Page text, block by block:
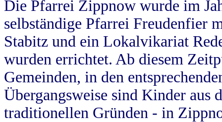
Die Pfarrei Zippnow wurde im
selbständige Pfarrei Freudenfier
Stabitz und ein Lokalvikariat
wurden errichtet. Ab diesem
Gemeinden, in den
Übergangsweise sind Kinder aus
traditionellen Gründen - in